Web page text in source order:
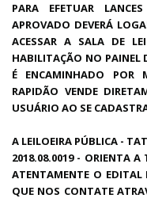
PARA EFETUAR
APROVADO DEVERÁ
ACESSAR A SALA DE
HABILITAÇÃO NO PAINEL
É ENCAMINHADO POR
RAPIDÃO VENDE
USUÁRIO AO SE
A LEILOEIRA PÚBLICA -
2018.08.0019 - ORIENTA A
ATENTAMENTE O EDITAL
QUE NOS CONTATE